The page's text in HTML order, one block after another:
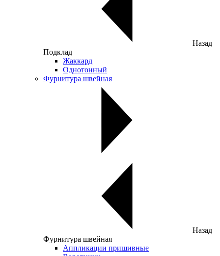
Назад
Подклад
Жаккард
Однотонный
Фурнитура швейная
Назад
Фурнитура швейная
Аппликации пришивные